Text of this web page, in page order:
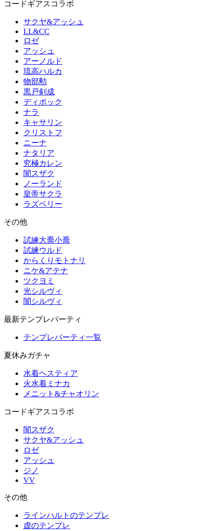
コードギアスコラボ
サクヤ&アッシュ
LL&CC
ロゼ
アッシュ
アーノルド
琉高ハルカ
物部勲
黒戸剣成
ディボック
ナラ
キャサリン
クリストフ
ニーナ
ナタリア
究極カレン
闇スザク
ノーランド
皇帝サクラ
ラズベリー
その他
試練大喬小喬
試練ウルド
からくりモトナリ
ニケ&アテナ
ツクヨミ
光シルヴィ
闇シルヴィ
最新テンプレパーティ
テンプレパーティ一覧
夏休みガチャ
水着ヘスティア
火水着ミナカ
メニット&チャオリン
コードギアスコラボ
闇スザク
サクヤ&アッシュ
ロゼ
アッシュ
ジノ
VV
その他
ラインハルトのテンプレ
虚のテンプレ